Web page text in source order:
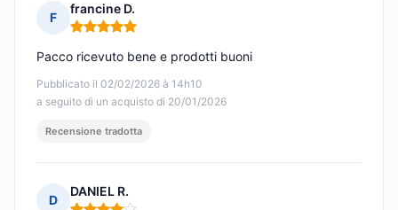
F
francine D.
Nota: 5 su 5
Pubblicato il 02/02/2026 à 14h10
a seguito di un acquisto di 20/01/2026
Pacco ricevuto bene e prodotti buoni
Recensione tradotta
D
DANIEL R.